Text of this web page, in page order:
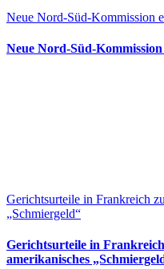
Neue Nord-Süd-Kommission
Neue Nord-Süd-Kommission
Gerichtsurteile in Frankreich
„Schmiergeld“
Gerichtsurteile in
amerikanisches